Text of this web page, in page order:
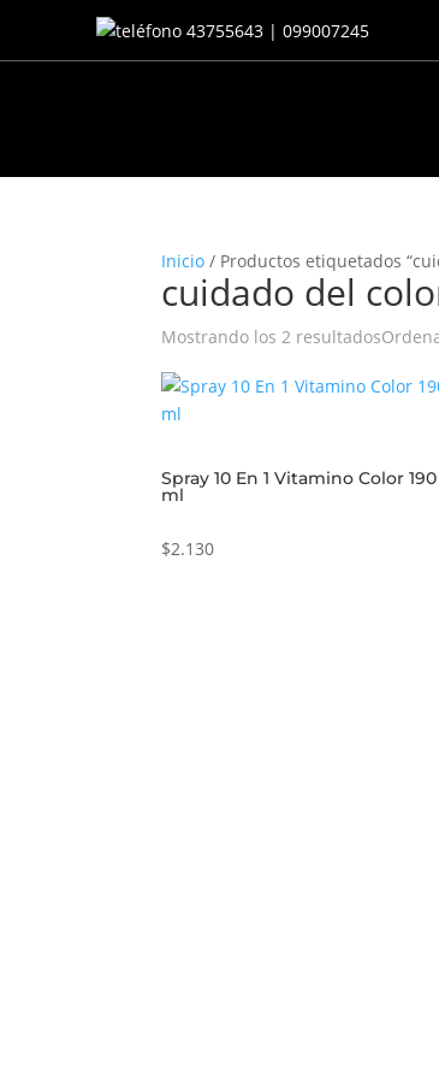
43755643 | 099007245
Inicio / Productos etiquetados
cuidado del
Mostrando los 2 resultados
Spray 10 En 1 Vitamino Color 190
ml
$2.130